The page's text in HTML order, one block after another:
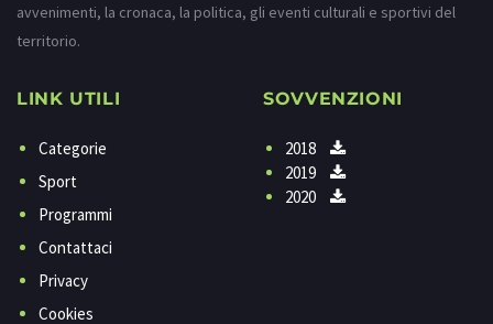
avvenimenti, la cronaca, la politica, gli eventi culturali e sportivi del
territorio.
LINK UTILI
Categorie
Sport
Programmi
Contattaci
Privacy
Cookies
SOVVENZIONI
2018
2019
2020